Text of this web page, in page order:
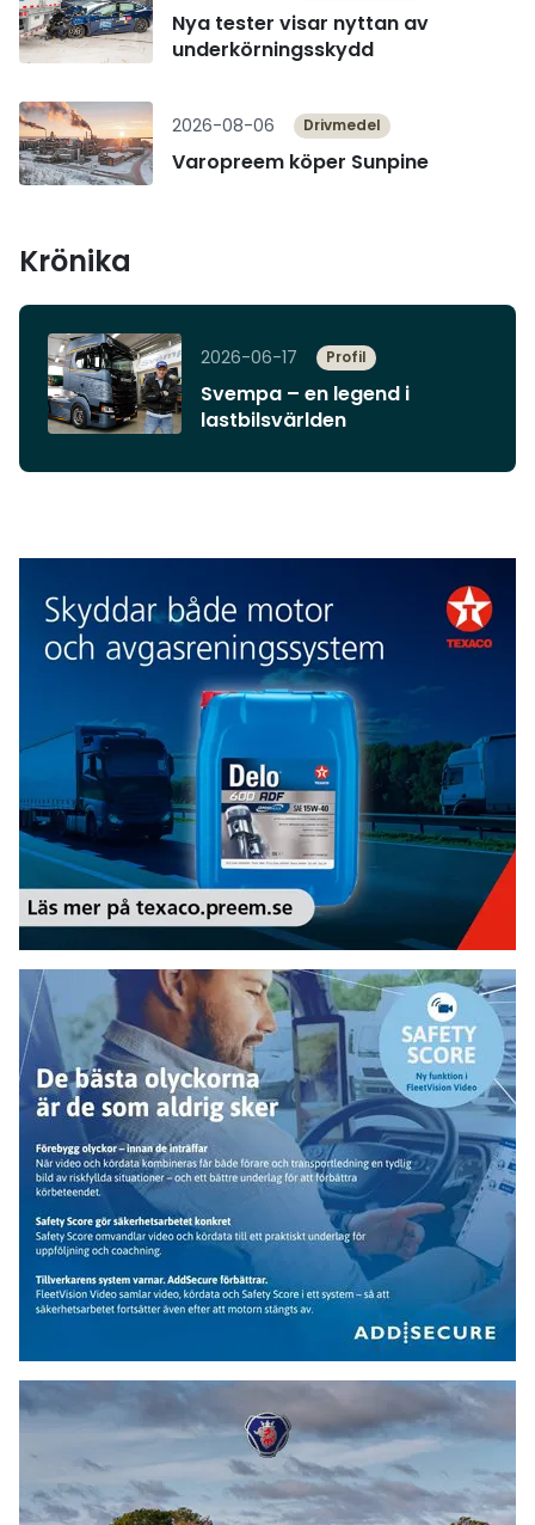
Nya tester visar nyttan av
underkörningsskydd
2026-08-06 Drivmedel
Varopreem köper Sunpine
Läs mer
Krönika
2026-06-17 Profil
Svempa – en legend i
lastbilsvärlden
Läs mer
Add Secure
Scania